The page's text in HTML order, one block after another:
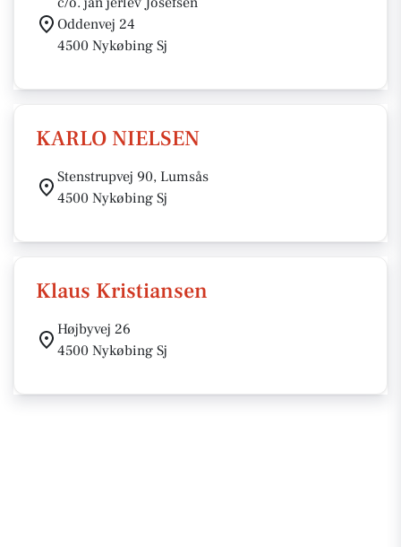
Oddenvej 24
4500 Nykøbing Sj
KARLO NIELSEN
Stenstrupvej 90, Lumsås
4500 Nykøbing Sj
Klaus Kristiansen
Højbyvej 26
4500 Nykøbing Sj